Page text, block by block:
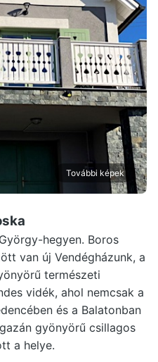
További képek
hegyen. Boros
van új Vendégházunk, a
természeti
vidék, ahol nemcsak a
és a Balatonban
gyönyörű csillagos
a helye.